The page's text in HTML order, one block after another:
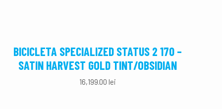
BICICLETA SPECIALIZED STATUS 2 170 –
SATIN HARVEST GOLD TINT/OBSIDIAN
16,199.00 lei